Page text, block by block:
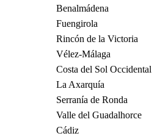
Benalmádena
Fuengirola
Rincón de la Victoria
Vélez-Málaga
Costa del Sol Occidental
La Axarquía
Serranía de Ronda
Valle del Guadalhorce
Cádiz